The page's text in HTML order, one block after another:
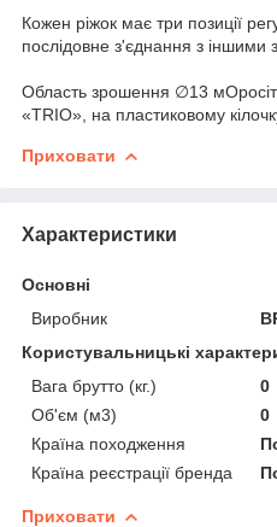
Кожен ріжок має три позиції
послідовне з'єднання з іншими
Область зрошення ∅13
«TRIO», на пластиковому
Приховати
Характеристики
Основні
Виробник
Користувальницькі
Вага брутто (кг.)
0
Об'єм (м3)
0
Країна походження
Країна реєстрації бренда
Приховати